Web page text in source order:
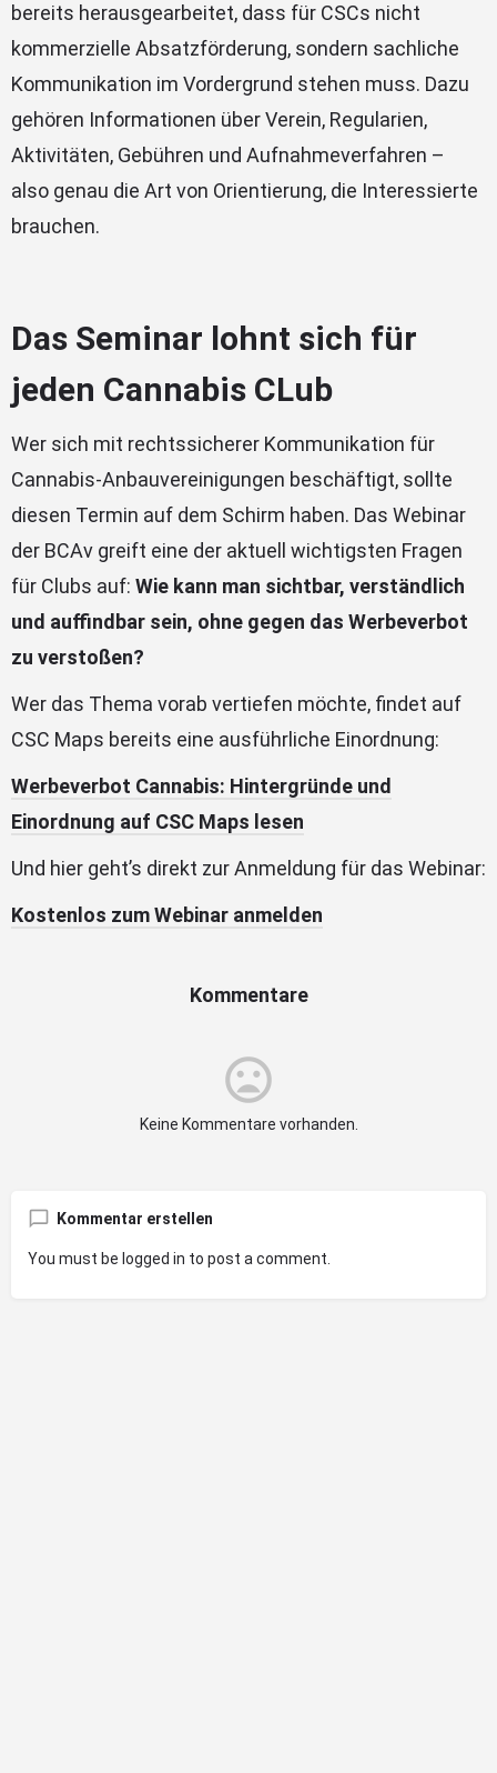
bereits herausgearbeitet, dass für CSCs nicht
kommerzielle Absatzförderung, sondern sachliche
Kommunikation im Vordergrund stehen muss. Dazu
gehören Informationen über Verein, Regularien,
Aktivitäten, Gebühren und Aufnahmeverfahren –
also genau die Art von Orientierung, die Interessierte
brauchen.
Das Seminar lohnt sich für
jeden Cannabis CLub
Wer sich mit rechtssicherer Kommunikation für
Cannabis-Anbauvereinigungen beschäftigt, sollte
diesen Termin auf dem Schirm haben. Das Webinar
der BCAv greift eine der aktuell wichtigsten Fragen
für Clubs auf: Wie kann man sichtbar, verständlich
und auffindbar sein, ohne gegen das Werbeverbot
zu verstoßen?
Wer das Thema vorab vertiefen möchte, findet auf
CSC Maps bereits eine ausführliche Einordnung:
Werbeverbot Cannabis: Hintergründe und
Einordnung auf CSC Maps lesen
Und hier geht’s direkt zur Anmeldung für das Webinar:
Kostenlos zum Webinar anmelden
Kommentare
Keine Kommentare vorhanden.
Kommentar erstellen
You must be logged in to post a comment.